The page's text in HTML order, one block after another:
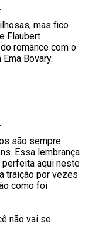
mas fico
Flaubert
romance com o
Bovary.
são sempre
Essa lembrança
aqui neste
traição por vezes
como foi
não vai se